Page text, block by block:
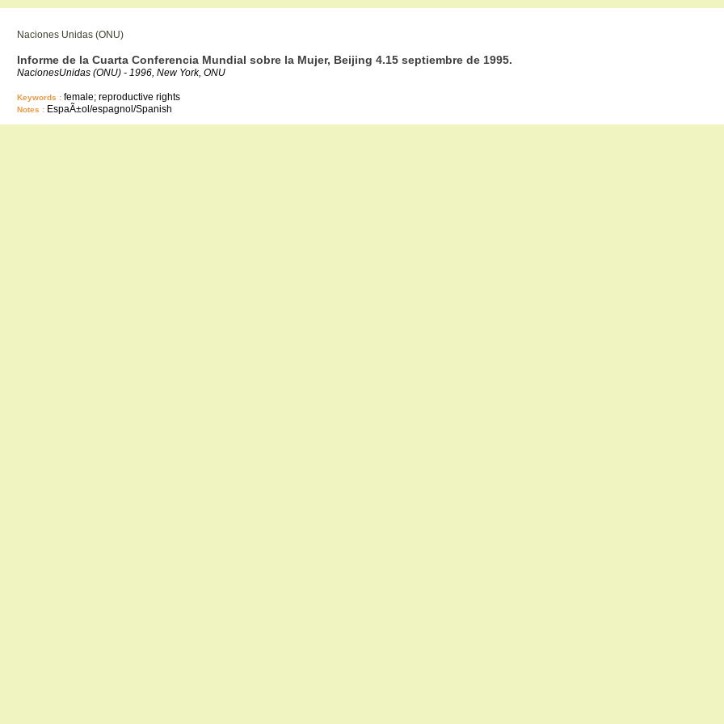
Naciones Unidas (ONU)
Informe de la Cuarta Conferencia Mundial sobre la Mujer, Beijing 4.15 septiembre de 1995.
NacionesUnidas (ONU) - 1996, New York, ONU
Keywords : female; reproductive rights
Notes : EspaÃ±ol/espagnol/Spanish